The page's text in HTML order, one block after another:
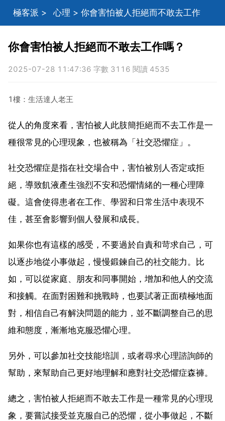
極客派 > 心理 > 你會害怕被人拒絕而不敢去工作
你會害怕被人拒絕而不敢去工作嗎？
2025-07-28 11:47:36 字數 3116 閱讀 4535
1樓：生活達人老王
從人的角度來看，害怕被人此肢簡拒絕而不去工作是一
種很常見的心理現象，也被稱為「社交恐懼症」。
社交恐懼症是指在社交場合中，害怕被別人否定或拒
絕，導致飢液產生強烈不安和恐懼情緒的一種心理障
礙。這會使得患者在工作、學習和日常生活中表現不
佳，甚至會影響到個人發展和成長。
如果你也有這樣的感受，不要過於自責和苛求自己，可
以逐步地從小事做起，慢慢鍛鍊自己的社交能力。比
如，可以從家庭、朋友和同事開始，增加和他人的交流
和接觸。在面對困難和挑戰時，也要試著正面積極地面
對，相信自己有解決問題的能力，並不斷調整自己的思
維和態度，漸漸地克服恐懼心理。
另外，可以參加社交技能培訓，或者尋求心理諮詢師的
幫助，來幫助自己更好地理解和應對社交恐懼症森褲。
總之，害怕被人拒絕而不敢去工作是一種常見的心理現
象，要嘗試接受並克服自己的恐懼，從小事做起，不斷